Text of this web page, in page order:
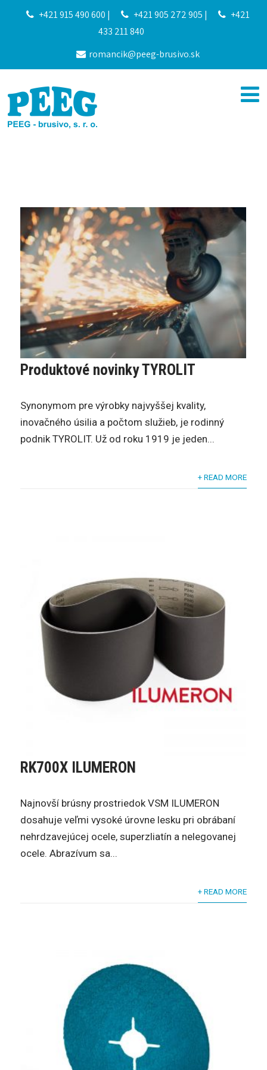
+421 915 490 600 | +421 905 272 905 |
+421
433 211 840
romancik@peeg-brusivo.sk
Produktové novinky TYROLIT
Synonymom pre výrobky najvyššej kvality,
inovačného úsilia a počtom služieb, je rodinný
podnik TYROLIT. Už od roku 1919 je jeden...
+ READ MORE
RK700X ILUMERON
Najnovší brúsny prostriedok VSM ILUMERON
dosahuje veľmi vysoké úrovne lesku pri obrábaní
nehrdzavejúcej ocele, superzliatín a nelegovanej
ocele. Abrazívum sa...
+ READ MORE